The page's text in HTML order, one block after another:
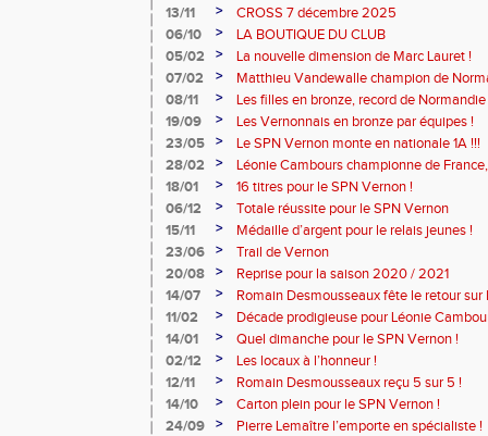
13/11 >
CROSS 7 décembre 2025
06/10
>
LA BOUTIQUE DU CLUB
05/02
>
La nouvelle dimension de Marc Lauret !
07/02
>
Matthieu Vandewalle champion de
08/11
>
Les filles en bronze, record de
19/09
>
Les Vernonnais en bronze par équipes !
23/05
>
Le SPN Vernon monte en nationale 1A !!!
28/02
>
Léonie Cambours championne de
!
18/01 >
16 titres pour le SPN Vernon !
06/12
>
Totale réussite pour le SPN Vernon
15/11
>
Médaille d’argent pour le relais jeunes !
23/06
>
Trail de Vernon
20/08
>
Reprise pour la saison 2020 / 2021
14/07
>
Romain Desmousseaux fête le retour sur
11/02
>
Décade prodigieuse pour Léonie
14/01
>
Quel dimanche pour le SPN Vernon !
02/12
>
Les locaux à l’honneur !
12/11
>
Romain Desmousseaux reçu 5 sur 5 !
14/10
>
Carton plein pour le SPN Vernon !
24/09
> Pierre Lemaître l’emporte en spécialiste !